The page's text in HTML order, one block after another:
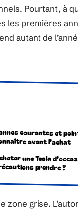
Pourtant, à
les premières
autant de
courantes et
avant l’achat
une Tesla
prendre ?
zone grise.